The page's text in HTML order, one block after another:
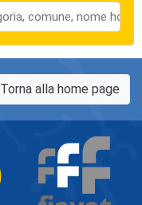
Torna alla home page